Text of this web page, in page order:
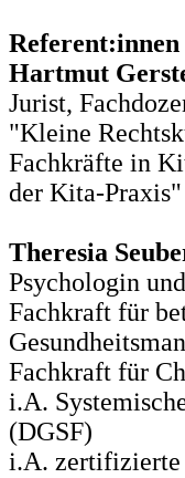
Referent:innen
Hartmut
Jurist,
"Kleine
Fachkräfte in
der Kita-Praxis"
Theresia
Psychologin
Fachkraft für
Fachkraft für
i.A.
(DGSF)
i.A. zertifizierte